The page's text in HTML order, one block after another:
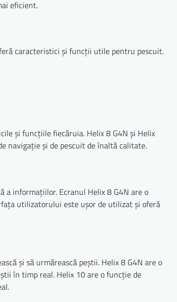
eficient.
caracteristici și funcții utile pentru pescuit.
și funcțiile fiecăruia. Helix 8 G4N și Helix
navigație și de pescuit de înaltă calitate.
a informațiilor. Ecranul Helix 8 G4N are o
utilizatorului este ușor de utilizat și oferă
și să urmărească peștii. Helix 8 G4N are o
în timp real. Helix 10 are o funcție de